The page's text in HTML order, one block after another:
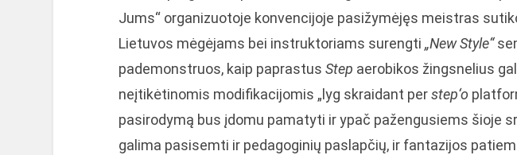
Jums“ organizuotoje konvencijoje pasižymėjęs meistras
Lietuvos mėgėjams bei instruktoriams surengti „New Style“
pademonstruos, kaip paprastus Step aerobikos žingsnelius
neįtikėtinomis modifikacijomis „lyg skraidant perstep‘o
pasirodymą bus įdomu pamatyti ir ypač pažengusiems šioje
galima pasisemti ir pedagoginių paslapčių, ir fantazijos